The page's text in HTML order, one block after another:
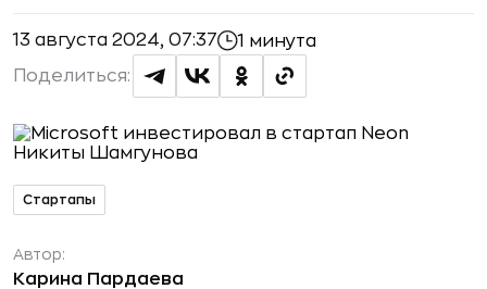
13 августа 2024, 07:37 1 минута
Поделиться:
Стартапы
Автор:
Карина Пардаева